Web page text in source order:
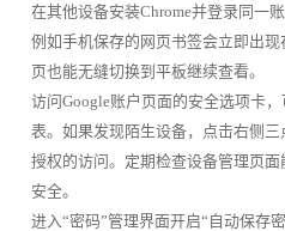
在其他设备安装Chrome并登录同一
例如手机保存的网页书签会立即出
页也能无缝切换到平板继续查看。
访问Google账户页面的安全选项卡
表。如果发现陌生设备，点击右侧
授权的访问。定期检查设备管理页
安全。
进入“密码”管理界面开启“自动保存